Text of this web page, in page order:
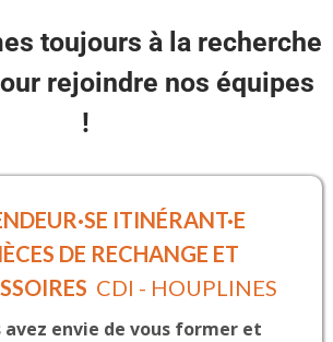
toujours à la recherche
rejoindre nos équipes
!
ITINÉRANT·E
DE RECHANGE ET
CDI - HOUPLINES
avez envie de vous former et